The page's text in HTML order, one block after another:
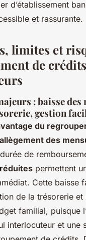
d’établissement
et rassurante.
limites et
de
: baisse
gestion
du
allègement des
de
permettent
Cette baisse
de la trésorerie et
familial, puisque
interlocuteur et une